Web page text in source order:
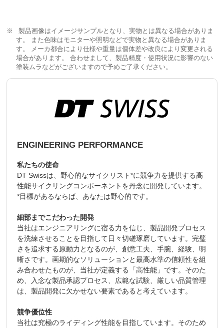
製品画像はイメージサンプルとなり、実物とは異なる場合がありま
す。 また色味はモニターや照明などで実物と異なる場合がありま
す。 メーカ都合により仕様や重量は個体差や改良により変更される
場合があります。 合わせまして、製品精度・使用状況に影響のない
塗装ムラなどがございますので予めご了承ください。
ENGINEERING PERFORMANCE
私たちの使命
DT Swissは、野心的なサイクリスト*に競争力を提供する高
性能サイクリングコンポーネントを丹念に開発しています。
*目標があるならば、あなたは野心的です。
細部までこだわった開発
当社はエンジニアリングに宿る力を信じ、製品開発プロセス
を洗練させることを目指して日々切磋琢磨しています。完璧
さを追求する原動力となるのが、創意工夫、手腕、経験、明
晰さです。画期的なソリューションと最高水準の信頼性を組
み合わせたものが、当社が定義する「高性能」です。そのた
め、入念な製品承認プロセス、広範な試験、厳しい品質管理
は、製品開発に欠かせない要素であると考えています。
競争優位性
当社は究極のライディング性能を目指しています。そのため